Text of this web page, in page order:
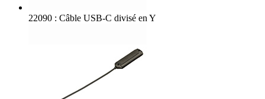
22090 : Câble USB-C divisé en Y